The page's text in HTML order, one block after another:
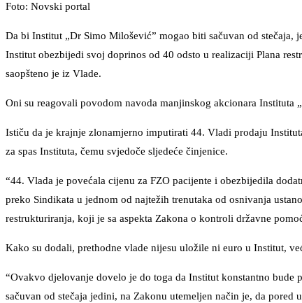
Foto: Novski portal
Da bi Institut „Dr Simo Milošević” mogao biti sačuvan od stečaja,
Institut obezbijedi svoj doprinos od 40 odsto u realizaciji Plana
saopšteno je iz Vlade.
Oni su reagovali povodom navoda manjinskog akcionara
Ističu da je krajnje zlonamjerno imputirati 44. Vladi prodaju
za spas Instituta, čemu svjedoče sljedeće činjenice.
“44. Vlada je povećala cijenu za FZO pacijente i obezbijedila
preko Sindikata u jednom od najtežih trenutaka od osnivanja
restrukturiranja, koji je sa aspekta Zakona o kontroli državne
Kako su dodali, prethodne vlade nijesu uložile ni euro u Institut,
“Ovakvo djelovanje dovelo je do toga da Institut konstantno
sačuvan od stečaja jedini, na Zakonu utemeljen način je, da